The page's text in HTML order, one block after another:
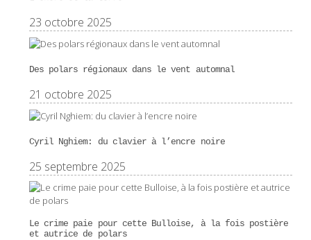
23 octobre 2025
Des polars régionaux dans le vent automnal
21 octobre 2025
Cyril Nghiem: du clavier à l’encre noire
25 septembre 2025
Le crime paie pour cette Bulloise, à la fois postière
et autrice de polars